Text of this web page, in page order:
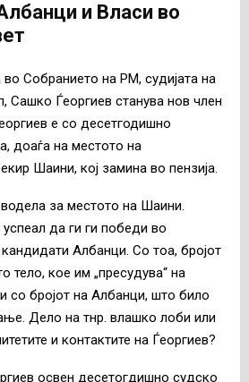
и Власи во
во Собранието на РМ, судијата на
Сашко Ѓеоргиев станува нов член
е со десетгодишно
доаѓа на местото на
Шаини, кој замина во пензија.
за местото на Шаини.
да ги ги победи во
Албанци. Со тоа, бројот
тело, кое им „пресудува“ на
со бројот на Албанци, што било
Дело на тнр. влашко лоби или
и контактите на Ѓеоргиев?
освен десетогдишно судско